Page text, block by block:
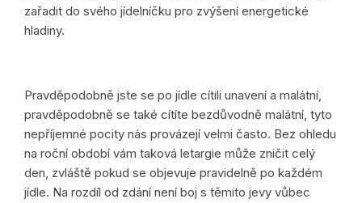
zařadit do svého jídelníčku pro zvýšení energetické
hladiny.
Pravděpodobně jste se po jídle cítili unavení a malátní,
pravděpodobně se také cítíte bezdůvodně malátní, tyto
nepříjemné pocity nás provázejí velmi často. Bez ohledu
na roční období vám taková letargie může zničit celý
den, zvláště pokud se objevuje pravidelně po každém
jídle. Na rozdíl od zdání není boj s těmito jevy vůbec